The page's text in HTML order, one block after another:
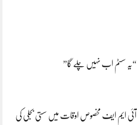
“یہ سسٹم اب نہیں چلے گا”
آئی ایم ایف مخصوص اوقات میں سستی بجلی کی